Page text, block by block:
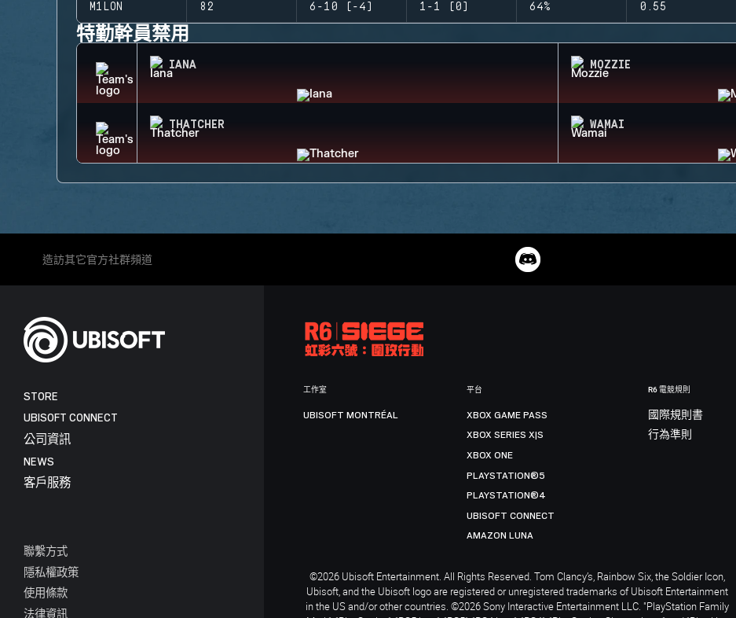
M1LON 82 6-10 (-4) 1-1 (0) 64% 0.55
特勤幹員禁用
IANA MOZZIE
THATCHER WAMAI
造訪其它官方社群頻道
STORE
UBISOFT CONNECT
公司資訊
NEWS
客戶服務
聯繫方式
隱私權政策
使用條款
法律資訊
工作室
UBISOFT MONTRÉAL
平台
XBOX GAME PASS
XBOX SERIES X|S
XBOX ONE
PLAYSTATION®5
PLAYSTATION®4
UBISOFT CONNECT
AMAZON LUNA
R6 電競規則
國際規則書
行為準則
©2026 Ubisoft Entertainment. All Rights Reserved. Tom Clancy’s, Rainbow Six, the Soldier Icon,
Ubisoft, and the Ubisoft logo are registered or unregistered trademarks of Ubisoft Entertainment
in the US and/or other countries. ©2026 Sony Interactive Entertainment LLC. "PlayStation Family